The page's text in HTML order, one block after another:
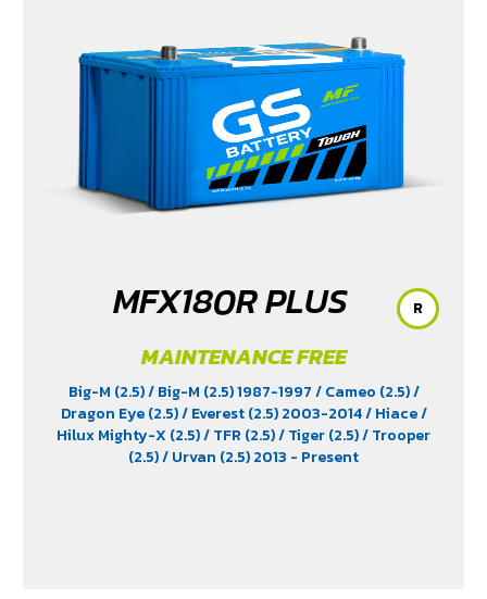
MFX180R PLUS
MAINTENANCE FREE
Big-M (2.5)/ Big-M (2.5) 1987-1997/ Cameo (2.5)/
Dragon Eye (2.5)/ Everest (2.5) 2003-2014/ Hiace/
Hilux Mighty-X (2.5)/ TFR (2.5)/ Tiger (2.5)/ Trooper
(2.5)/ Urvan (2.5) 2013 - Present
R